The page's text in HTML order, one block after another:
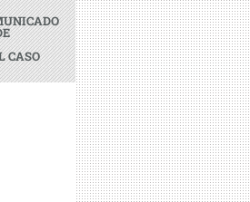
CASO